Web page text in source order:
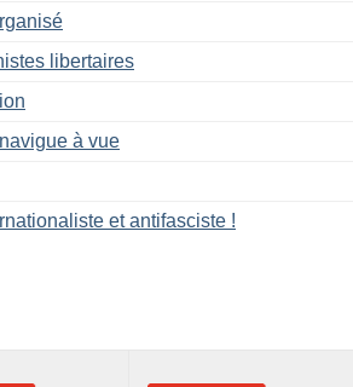
libertaires
à vue
et antifasciste !